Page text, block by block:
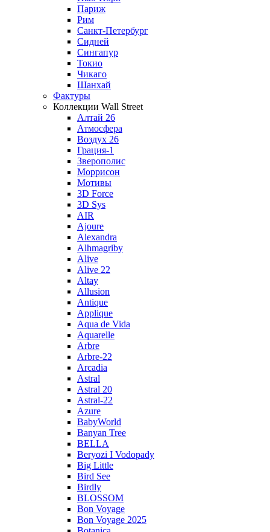
Париж
Рим
Санкт-Петербург
Сидней
Сингапур
Токио
Чикаго
Шанхай
Фактуры
Коллекции Wall Street
Алтай 26
Атмосфера
Воздух 26
Грация-1
Зверополис
Моррисон
Мотивы
3D Force
3D Sys
AIR
Ajoure
Alexandra
Alhmagriby
Alive
Alive 22
Altay
Allusion
Antique
Applique
Aqua de Vida
Aquarelle
Arbre
Arbre-22
Arcadia
Astral
Astral 20
Astral-22
Azure
BabyWorld
Banyan Tree
BELLA
Beryozi I Vodopady
Big Little
Bird See
Birdly
BLOSSOM
Bon Voyage
Bon Voyage 2025